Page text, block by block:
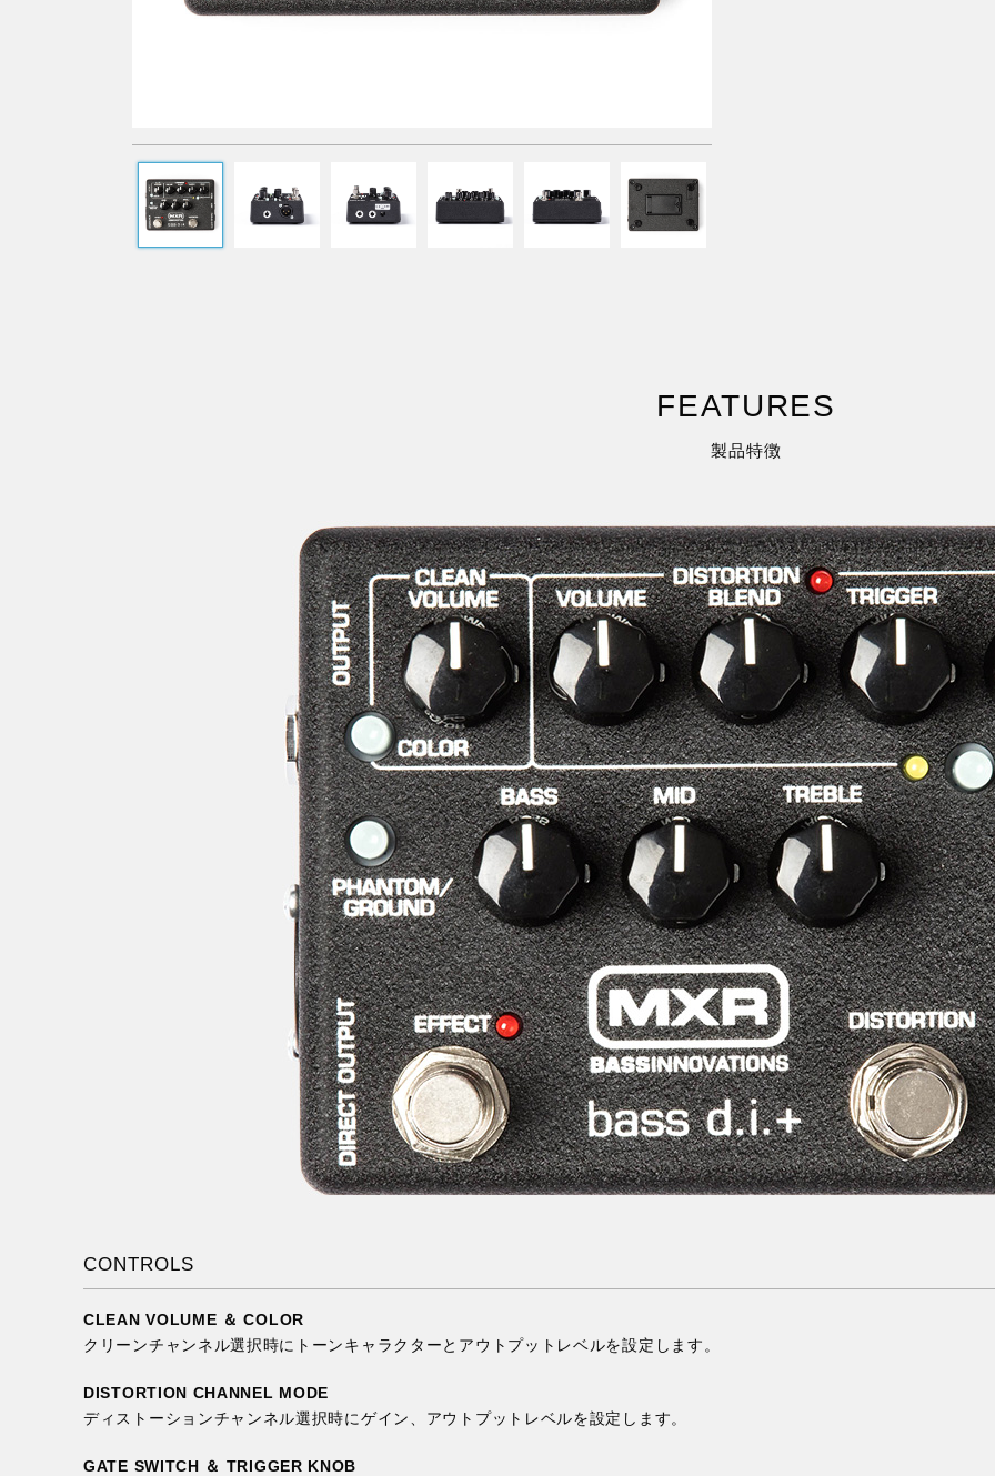
FEATURES
製品特徴
CONTROLS
CLEAN VOLUME ＆ COLOR
クリーンチャンネル選択時にトーンキャラクターとアウトプットレベルを設定します。
DISTORTION CHANNEL MODE
ディストーションチャンネル選択時にゲイン、アウトプットレベルを設定します。
GATE SWITCH ＆ TRIGGER KNOB